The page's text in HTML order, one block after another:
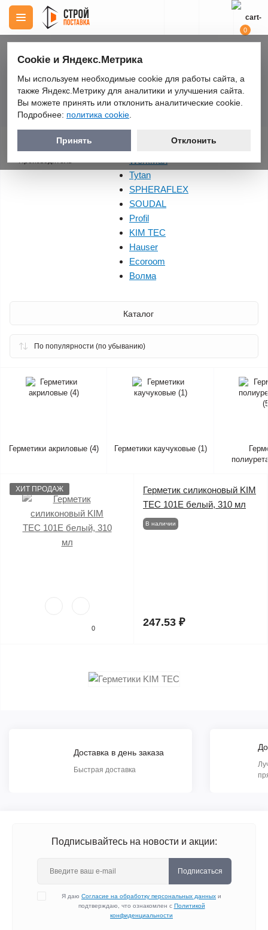
0
Строительная химия Герметики KIM TEC
Герметики KIM TEC
Производитель
WorkMan
Tytan
SPHERAFLEX
SOUDAL
Profil
KIM TEC
Hauser
Ecoroom
Волма
Каталог
Герметики акриловые (4) Герметики каучуковые (1)
ХИТ ПРОДАЖ
0
Герметик силиконовый KIM
TEC 101Е белый, 310 мл
В наличии
247.53 ₽
Доставка в день заказа
Быстрая доставка
Подписывайтесь на новости и акции:
Подписаться
Я даю Согласие на обработку персональных данных и
подтверждаю, что ознакомлен с Политикой
конфиденциальности
Cookie и Яндекс.Метрика
Мы используем необходимые cookie для работы сайта, а
также Яндекс.Метрику для аналитики и улучшения сайта.
Вы можете принять или отклонить аналитические cookie.
Подробнее: политика cookie
Принять Отклонить